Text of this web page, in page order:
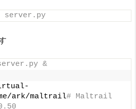
&
ark/maltrail# Maltrail